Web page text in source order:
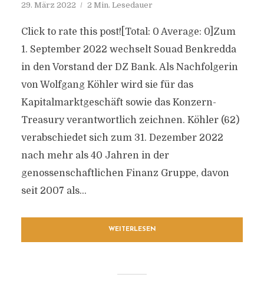
29. März 2022 2 Min. Lesedauer
Click to rate this post![Total: 0 Average: 0]Zum
1. September 2022 wechselt Souad Benkredda
in den Vorstand der DZ Bank. Als Nachfolgerin
von Wolfgang Köhler wird sie für das
Kapitalmarktgeschäft sowie das Konzern-
Treasury verantwortlich zeichnen. Köhler (62)
verabschiedet sich zum 31. Dezember 2022
nach mehr als 40 Jahren in der
genossenschaftlichen Finanz Gruppe, davon
seit 2007 als...
WEITERLESEN